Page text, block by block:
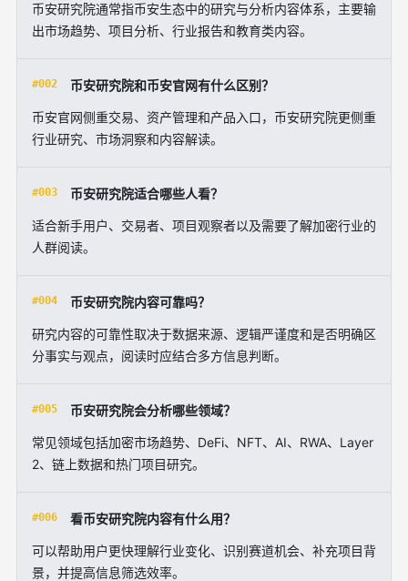
币安研究院通常指币安生态中的研究与分析内容体系，主要输
出市场趋势、项目分析、行业报告和教育类内容。
#002 币安研究院和币安官网有什么区别？
币安官网侧重交易、资产管理和产品入口，币安研究院更侧重
行业研究、市场洞察和内容解读。
#003 币安研究院适合哪些人看？
适合新手用户、交易者、项目观察者以及需要了解加密行业的
人群阅读。
#004 币安研究院内容可靠吗？
研究内容的可靠性取决于数据来源、逻辑严谨度和是否明确区
分事实与观点，阅读时应结合多方信息判断。
#005 币安研究院会分析哪些领域？
常见领域包括加密市场趋势、DeFi、NFT、AI、RWA、Layer
2、链上数据和热门项目研究。
#006 看币安研究院内容有什么用？
可以帮助用户更快理解行业变化、识别赛道机会、补充项目背
景，并提高信息筛选效率。